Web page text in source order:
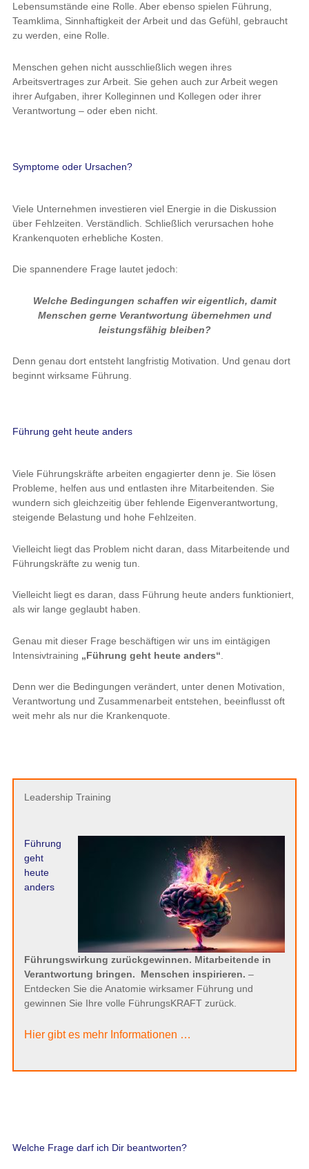
Lebensumstände eine Rolle. Aber ebenso spielen Führung,
Teamklima, Sinnhaftigkeit der Arbeit und das Gefühl, gebraucht
zu werden, eine Rolle.
Menschen gehen nicht ausschließlich wegen ihres
Arbeitsvertrages zur Arbeit. Sie gehen auch zur Arbeit wegen
ihrer Aufgaben, ihrer Kolleginnen und Kollegen oder ihrer
Verantwortung – oder eben nicht.
Symptome oder Ursachen?
Viele Unternehmen investieren viel Energie in die Diskussion
über Fehlzeiten. Verständlich. Schließlich verursachen hohe
Krankenquoten erhebliche Kosten.
Die spannendere Frage lautet jedoch:
Welche Bedingungen schaffen wir eigentlich, damit
Menschen gerne Verantwortung übernehmen und
leistungsfähig bleiben?
Denn genau dort entsteht langfristig Motivation. Und genau dort
beginnt wirksame Führung.
Führung geht heute anders
Viele Führungskräfte arbeiten engagierter denn je. Sie lösen
Probleme, helfen aus und entlasten ihre Mitarbeitenden. Sie
wundern sich gleichzeitig über fehlende Eigenverantwortung,
steigende Belastung und hohe Fehlzeiten.
Vielleicht liegt das Problem nicht daran, dass Mitarbeitende und
Führungskräfte zu wenig tun.
Vielleicht liegt es daran, dass Führung heute anders funktioniert,
als wir lange geglaubt haben.
Genau mit dieser Frage beschäftigen wir uns im eintägigen
Intensivtraining „Führung geht heute anders“
Denn wer die Bedingungen verändert, unter denen Motivation,
Verantwortung und Zusammenarbeit entstehen, beeinflusst oft
weit mehr als nur die Krankenquote.
Leadership Training
Führung
geht
heute
anders
Führungswirkung zurückgewinnen. Mitarbeitende in
Verantwortung bringen. Menschen inspirieren. –
Entdecken Sie die Anatomie wirksamer Führung und
gewinnen Sie Ihre volle FührungsKRAFT zurück.
Hier gibt es mehr Informationen …
Welche Frage darf ich Dir beantworten?